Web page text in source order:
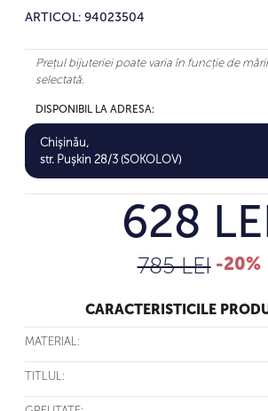
ARTICOL: 94023504
Prețul bijuteriei poate varia în funcție de
selectată.
DISPONIBIL LA ADRESA:
Chișinău,
str. Pușkin 28/3 (SOKOLOV)
628
785 LEI -20%
CARACTERISTICILE
MATERIAL:
TITLUL: